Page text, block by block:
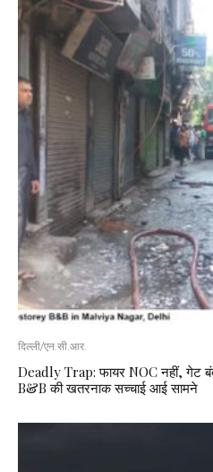
दिल्ली/एन.सी.आर.
Deadly Trap: फायर NOC नहीं, गेट
B&B की खतरनाक सच्चाई आई सामने